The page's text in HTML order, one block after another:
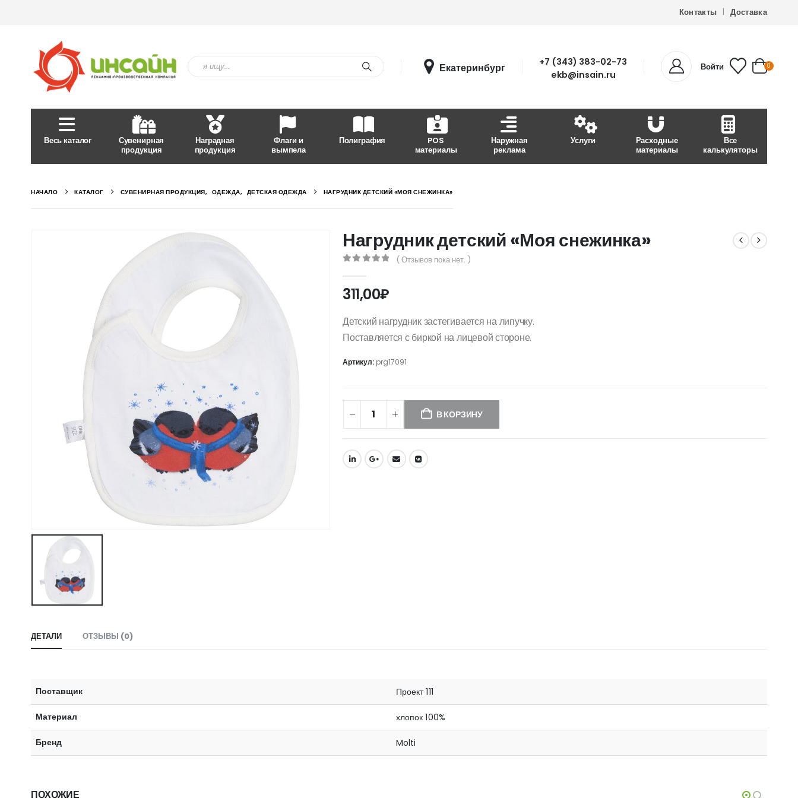
Контакты Доставка
Екатеринбург
+7 (343) 383-02-73
ekb@insain.ru
Войти 0
Весь каталог
Сувенирная
продукция
Наградная
продукция
Флаги и
вымпела
Полиграфия
POS
материалы
Наружная
реклама
Услуги
Расходные
материалы
Все
калькуляторы
НАЧАЛО КАТАЛОГ СУВЕНИРНАЯ ПРОДУКЦИЯ, ОДЕЖДА, ДЕТСКАЯ ОДЕЖДА НАГРУДНИК ДЕТСКИЙ «МОЯ СНЕЖИНКА»
Нагрудник детский «Моя снежинка»
( Отзывов пока нет. )
311,00₽
Детский нагрудник застегивается на липучку.
Поставляется с биркой на лицевой стороне.
Артикул: prg17091
В КОРЗИНУ
ДЕТАЛИ ОТЗЫВЫ (0)
Поставщик Проект 111
Материал хлопок 100%
Бренд Molti
ПОХОЖИЕ